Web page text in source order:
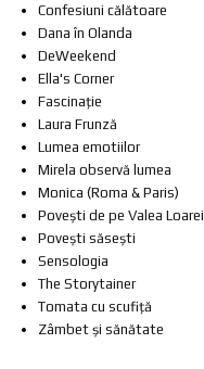
Confesiuni călătoare
Dana în Olanda
DeWeekend
Ella's Corner
Fascinație
Laura Frunză
Lumea emotiilor
Mirela observă lumea
Monica (Roma & Paris)
Povești de pe Valea Loarei
Povești săsești
Sensologia
The Storytainer
Tomata cu scufiță
Zâmbet și sănătate